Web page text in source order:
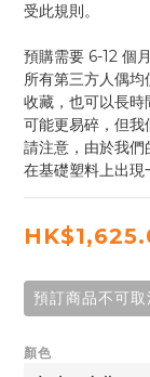
受此規則。
預購需要 6-12 個
所有第三方人偶
收藏，也可以長
可能更易碎，但我
請注意，由於我
在基礎塑料上出現
預訂商品不可
顏色